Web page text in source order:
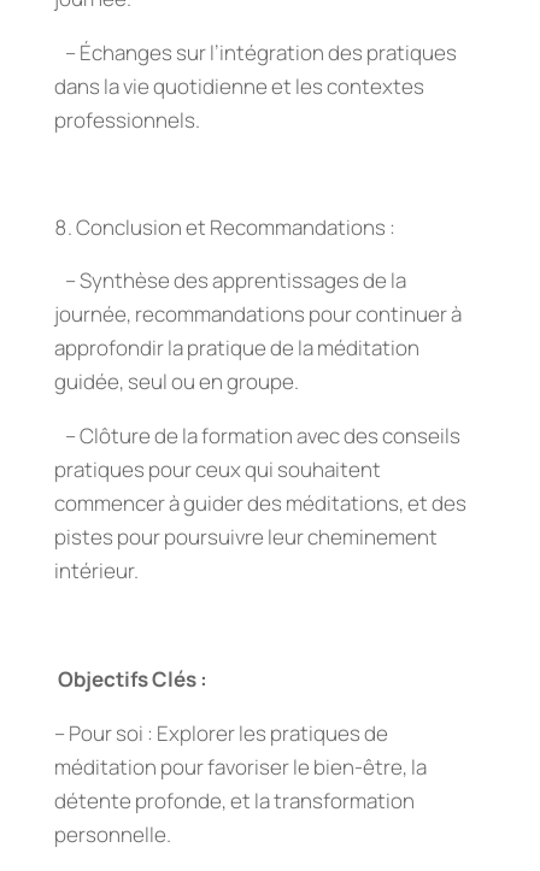
– Échanges sur l’intégration des pratiques
dans la vie quotidienne et les contextes
professionnels.
Conclusion et Recommandations :
– Synthèse des apprentissages de la
journée, recommandations pour continuer à
approfondir la pratique de la méditation
guidée, seul ou en groupe.
– Clôture de la formation avec des conseils
pratiques pour ceux qui souhaitent
commencer à guider des méditations, et des
pistes pour poursuivre leur cheminement
intérieur.
Objectifs Clés :
– Pour soi : Explorer les pratiques de
méditation pour favoriser le bien-être, la
détente profonde, et la transformation
personnelle.